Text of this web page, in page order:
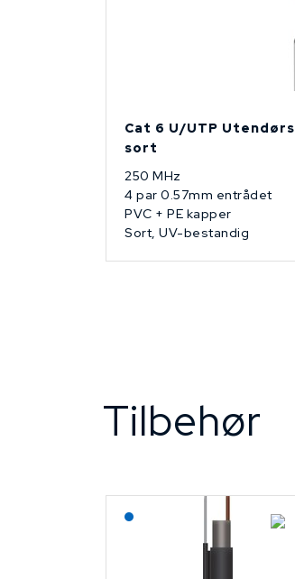
Cat 6 U/UTP Utendørs
sort
250 MHz
4 par 0.57mm entrådet
PVC + PE kapper
Sort, UV-bestandig
Tilbehør